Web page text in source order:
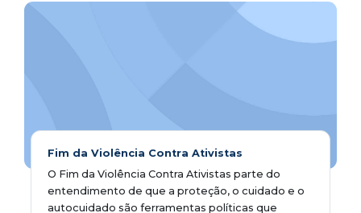
Fim da Violência Contra Ativistas
O Fim da Violência Contra Ativistas parte do
entendimento de que a proteção, o cuidado e o
autocuidado são ferramentas políticas que